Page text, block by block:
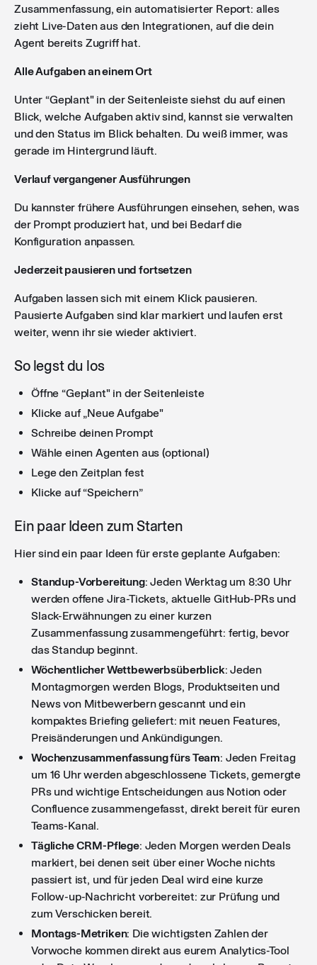
Zusammenfassung, ein automatisierter Report: alles
zieht Live-Daten aus den Integrationen, auf die dein
Agent bereits Zugriff hat.
Alle Aufgaben an einem Ort
Unter “Geplant" in der Seitenleiste siehst du auf einen
Blick, welche Aufgaben aktiv sind, kannst sie verwalten
und den Status im Blick behalten. Du weiß immer, was
gerade im Hintergrund läuft.
Verlauf vergangener Ausführungen
Du kannster frühere Ausführungen einsehen, sehen, was
der Prompt produziert hat, und bei Bedarf die
Konfiguration anpassen.
Jederzeit pausieren und fortsetzen
Aufgaben lassen sich mit einem Klick pausieren.
Pausierte Aufgaben sind klar markiert und laufen erst
weiter, wenn ihr sie wieder aktiviert.
So legst du los
Öffne “Geplant" in der Seitenleiste
Klicke auf „Neue Aufgabe"
Schreibe deinen Prompt
Wähle einen Agenten aus (optional)
Lege den Zeitplan fest
Klicke auf “Speichern”
Ein paar Ideen zum Starten
Hier sind ein paar Ideen für erste geplante Aufgaben:
Standup-Vorbereitung: Jeden Werktag um 8:30 Uhr
werden offene Jira-Tickets, aktuelle GitHub-PRs und
Slack-Erwähnungen zu einer kurzen
Zusammenfassung zusammengeführt: fertig, bevor
das Standup beginnt.
Wöchentlicher Wettbewerbsüberblick: Jeden
Montagmorgen werden Blogs, Produktseiten und
News von Mitbewerbern gescannt und ein
kompaktes Briefing geliefert: mit neuen Features,
Preisänderungen und Ankündigungen.
Wochenzusammenfassung fürs Team: Jeden Freitag
um 16 Uhr werden abgeschlossene Tickets, gemergte
PRs und wichtige Entscheidungen aus Notion oder
Confluence zusammengefasst, direkt bereit für euren
Teams-Kanal.
Tägliche CRM-Pflege: Jeden Morgen werden Deals
markiert, bei denen seit über einer Woche nichts
passiert ist, und für jeden Deal wird eine kurze
Follow-up-Nachricht vorbereitet: zur Prüfung und
zum Verschicken bereit.
Montags-Metriken: Die wichtigsten Zahlen der
Vorwoche kommen direkt aus eurem Analytics-Tool